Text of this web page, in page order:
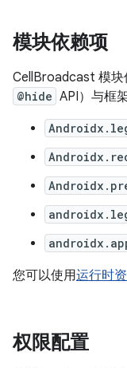
模块依赖项
CellBroadcast 模块
@hide API）与框
您可以使用运行时
权限配置